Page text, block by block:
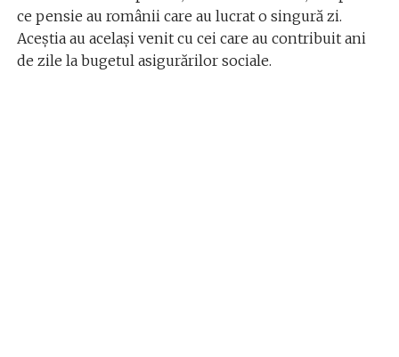
ce pensie au românii care au lucrat o singură zi.
Aceștia au același venit cu cei care au contribuit ani
de zile la bugetul asigurărilor sociale.